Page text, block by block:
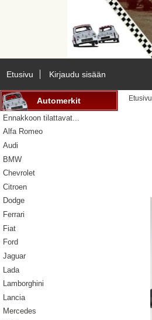
Etusivu Kirjaudu sisään
Automerkit
Ennakkoon tilattavat...
Alfa Romeo
Audi
BMW
Chevrolet
Citroen
Dodge
Ferrari
Fiat
Ford
Jaguar
Lada
Lamborghini
Lancia
Mercedes
Etusivu